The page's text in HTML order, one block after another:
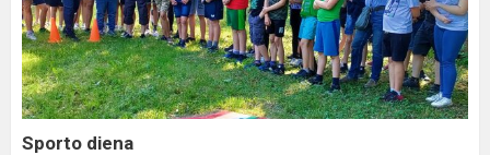
Sporto diena